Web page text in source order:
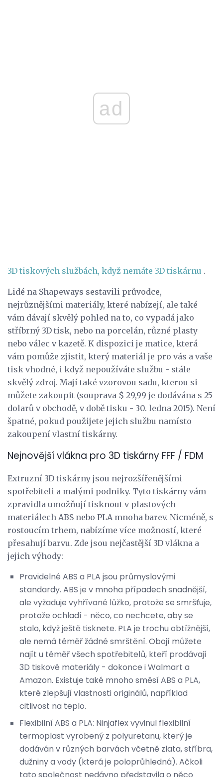
ad
3D tiskových službách, když nemáte 3D tiskárnu .
Lidé na Shapeways sestavili průvodce,
nejrůznějšími materiály, které nabízejí, ale také
vám dávají skvělý pohled na to, co vypadá jako
stříbrný 3D tisk, nebo na porcelán, různé plasty
nebo válec v kazetě. K dispozici je matice, která
vám pomůže zjistit, který materiál je pro vás a vaše
tisk vhodné, i když nepoužíváte službu - stále
skvělý zdroj. Mají také vzorovou sadu, kterou si
můžete zakoupit (souprava $ 29,99 je dodávána s 25
dolarů v obchodě, v době tisku - 30. ledna 2015). Není
špatné, pokud použijete jejich službu namísto
zakoupení vlastní tiskárny.
Nejnovější vlákna pro 3D tiskárny FFF / FDM
Extruzní 3D tiskárny jsou nejrozšířenějšími
spotřebiteli a malými podniky. Tyto tiskárny vám
zpravidla umožňují tisknout v plastových
materiálech ABS nebo PLA mnoha barev. Nicméně, s
rostoucím trhem, nabízíme více možností, které
přesahují barvu. Zde jsou nejčastější 3D vlákna a
jejich výhody:
Pravidelné ABS a PLA jsou průmyslovými
standardy. ABS je v mnoha případech snadnější,
ale vyžaduje vyhřívané lůžko, protože se smršťuje,
protože ochladí - něco, co nechcete, aby se
stalo, když ještě tisknete. PLA je trochu obtížnější,
ale nemá téměř žádné smrštění. Obojí můžete
najít u téměř všech spotřebitelů, kteří prodávají
3D tiskové materiály - dokonce i Walmart a
Amazon. Existuje také mnoho směsí ABS a PLA,
které zlepšují vlastnosti originálů, například
citlivost na teplo.
Flexibilní ABS a PLA: Ninjaflex vyvinul flexibilní
termoplast vyrobený z polyuretanu, který je
dodáván v různých barvách včetně zlata, stříbra,
dužniny a vody (která je poloprůhledná). Ačkoli